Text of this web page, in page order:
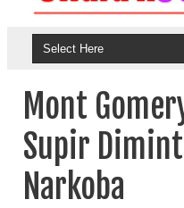
Mont
Supir
Narkoba